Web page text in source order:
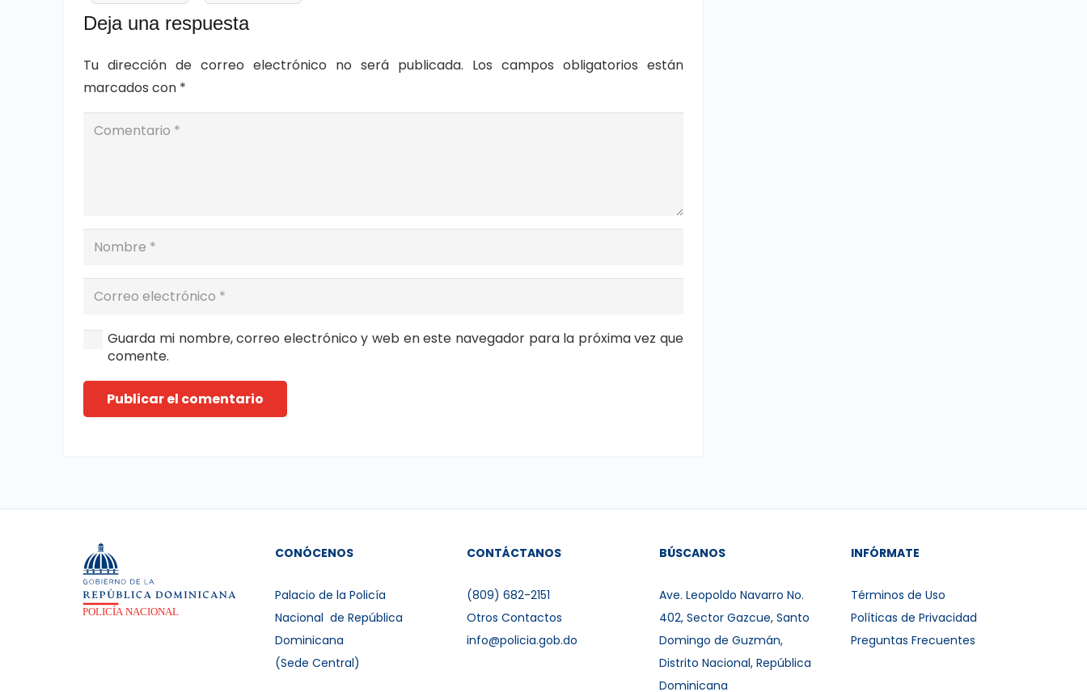
Deja una respuesta
Tu dirección de correo electrónico no será publicada. Los campos obligatorios están
marcados con *
Guarda mi nombre, correo electrónico y web en este navegador para la próxima vez que
comente.
Publicar el comentario
CONÓCENOS
Palacio de la Policía
Nacional de República
Dominicana
(Sede Central)
CONTÁCTANOS
(809) 682-2151
Otros Contactos
info@policia.gob.do
BÚSCANOS
Ave. Leopoldo Navarro No.
402, Sector Gazcue, Santo
Domingo de Guzmán,
Distrito Nacional, República
Dominicana
INFÓRMATE
Términos de Uso
Políticas de Privacidad
Preguntas Frecuentes